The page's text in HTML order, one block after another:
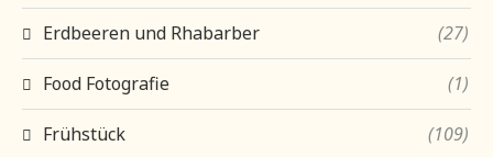
Erdbeeren und Rhabarber (27)
Food Fotografie (1)
Frühstück (109)